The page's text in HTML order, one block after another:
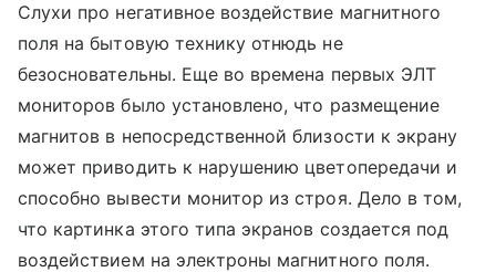
Слухи про негативное воздействие магнитного
поля на бытовую технику отнюдь не
безосновательны. Еще во времена первых ЭЛТ
мониторов было установлено, что размещение
магнитов в непосредственной близости к экрану
может приводить к нарушению цветопередачи и
способно вывести монитор из строя. Дело в том,
что картинка этого типа экранов создается под
воздействием на электроны магнитного поля.